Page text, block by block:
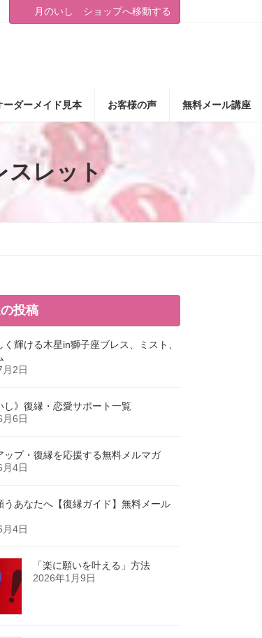
月のいし ショップへ移動する
ーダーメイド見本 お客様の声 無料メール講座
スレット
投稿
く輝ける木星in獅子座ブレス、ミスト、
2日
し》復縁・恋愛サポート一覧
6日
ップ・復縁を応援する無料メルマガ
4日
うあなたへ【復縁ガイド】無料メール
4日
「楽に願いを叶える」方法
2026年1月9日